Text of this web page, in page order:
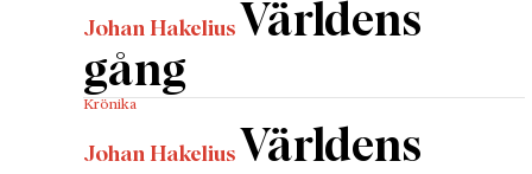
Johan Hakelius Världens
gång
Krönika
Johan Hakelius Världens